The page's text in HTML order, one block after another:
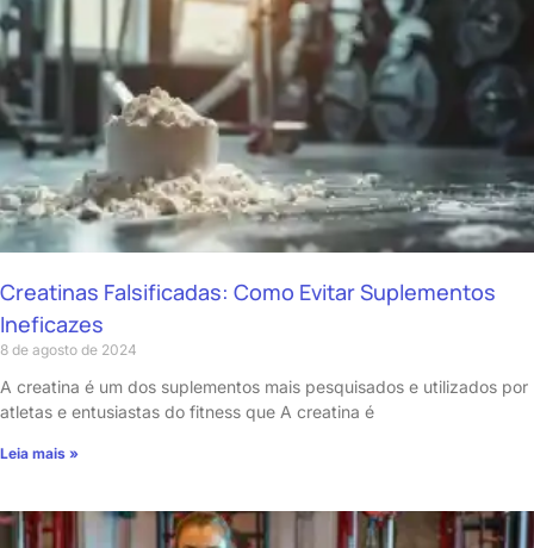
Creatinas Falsificadas: Como Evitar Suplementos
Ineficazes
8 de agosto de 2024
A creatina é um dos suplementos mais pesquisados e utilizados por
atletas e entusiastas do fitness que A creatina é
Leia mais »